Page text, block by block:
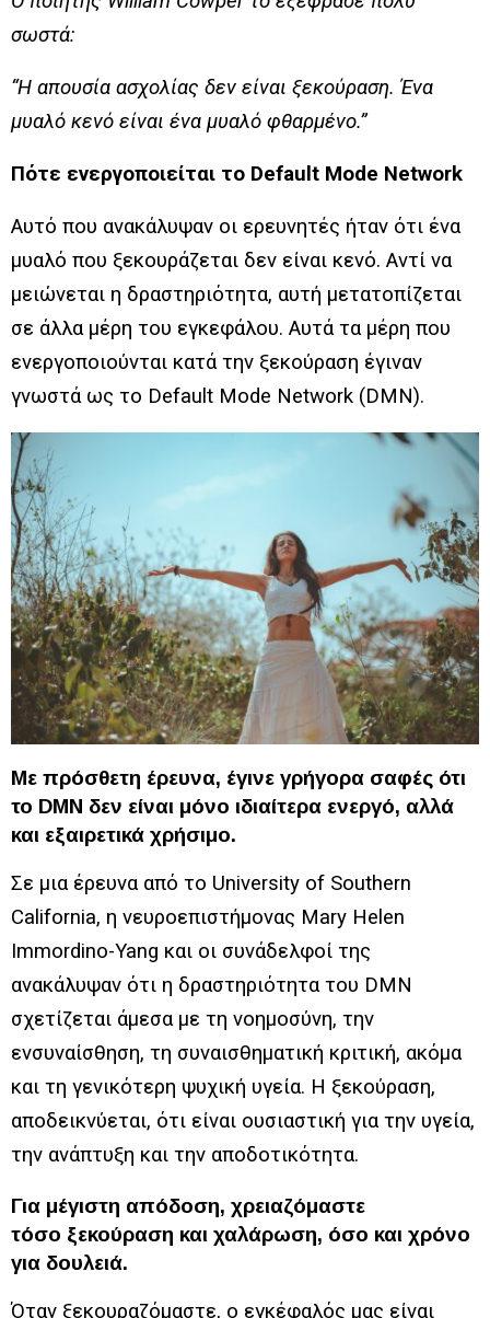
σωστά:
“Η απουσία ασχολίας δεν είναι ξεκούραση. Ένα
μυαλό κενό είναι ένα μυαλό φθαρμένο.”
Πότε ενεργοποιείται το Default Mode Network
Αυτό που ανακάλυψαν οι ερευνητές ήταν ότι ένα
μυαλό που ξεκουράζεται δεν είναι κενό. Αντί να
μειώνεται η δραστηριότητα, αυτή μετατοπίζεται
σε άλλα μέρη του εγκεφάλου. Αυτά τα μέρη που
ενεργοποιούνται κατά την ξεκούραση έγιναν
γνωστά ως το Default Mode Network (DMN).
Με πρόσθετη έρευνα, έγινε γρήγορα σαφές ότι
το DMN δεν είναι μόνο ιδιαίτερα ενεργό, αλλά
και εξαιρετικά χρήσιμο.
Σε μια έρευνα από το University of Southern
California, η νευροεπιστήμονας Mary Helen
Immordino-Yang και οι συνάδελφοί της
ανακάλυψαν ότι η δραστηριότητα του DMN
σχετίζεται άμεσα με τη νοημοσύνη, την
ενσυναίσθηση, τη συναισθηματική κριτική, ακόμα
και τη γενικότερη ψυχική υγεία. Η ξεκούραση,
αποδεικνύεται, ότι είναι ουσιαστική για την υγεία,
την ανάπτυξη και την αποδοτικότητα.
Για μέγιστη απόδοση, χρειαζόμαστε
τόσο ξεκούραση και χαλάρωση, όσο και χρόνο
για δουλειά.
Όταν ξεκουραζόμαστε, ο εγκέφαλός μας είναι